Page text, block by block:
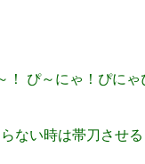
ぴ～にゃ！ぴにゃ
ない時は帯刀させ